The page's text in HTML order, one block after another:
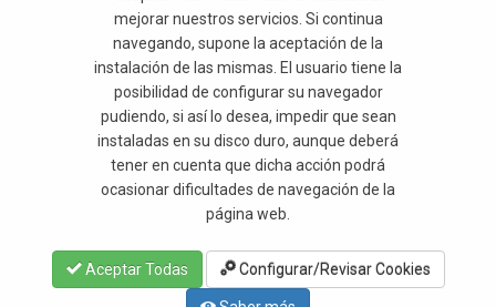
© 2015 Abstract Todos Los Derechos
Reservados | Aviso Legal
Privacidad |By: Alteregoweb
mejorar nuestros servicios. Si continua
navegando, supone la aceptación de la
instalación de las mismas. El usuario tiene la
posibilidad de configurar su navegador
pudiendo, si así lo desea, impedir que sean
instaladas en su disco duro, aunque deberá
tener en cuenta que dicha acción podrá
ocasionar dificultades de navegación de la
página web.
Aceptar Todas Configurar/revisar Cookies